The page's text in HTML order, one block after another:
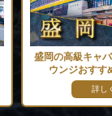
盛岡の高級キャ
ウンジおすす
詳し